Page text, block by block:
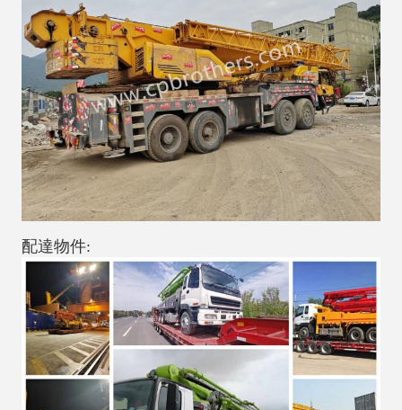
配達物件: